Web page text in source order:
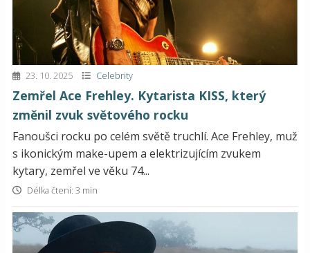
23. 10. 2025 Celebrity
Zemřel Ace Frehley. Kytarista KISS, který
změnil zvuk světového rocku
Fanoušci rocku po celém světě truchlí. Ace Frehley, muž
s ikonickým make-upem a elektrizujícím zvukem
kytary, zemřel ve věku 74...
Délka čtení: 3 min